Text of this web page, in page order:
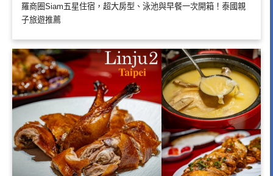
羅商圈Siam五星住宿，超大房型、泳池與早餐一次開箱！泰國親
子旅遊推薦